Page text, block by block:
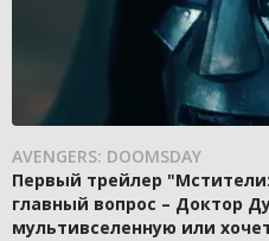
AVENGERS: DOOMSDAY
Первый трейлер
главный вопрос – Доктор
мультивселенную или